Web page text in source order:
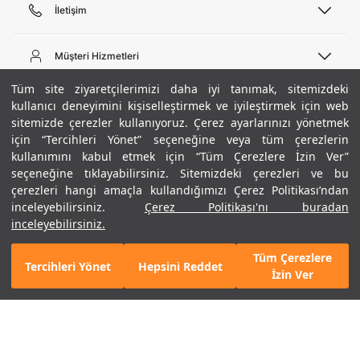
Tüm site ziyaretçilerimizi daha iyi tanımak, sitemizdeki
kullanıcı deneyimini kişiselleştirmek ve iyileştirmek için web
sitemizde çerezler kullanıyoruz. Çerez ayarlarınızı yönetmek
için “Tercihleri Yönet” seçeneğine veya tüm çerezlerin
kullanımını kabul etmek için “Tüm Çerezlere İzin Ver”
seçeneğine tıklayabilirsiniz. Sitemizdeki çerezleri ve bu
çerezleri hangi amaçla kullandığımızı Çerez Politikası’ndan
inceleyebilirsiniz.
Çerez Politikası'nı buradan
inceleyebilirsiniz.
Tercihleri Yönet Hepsini Reddet
Tüm Çerezlere
İzin Ver
+ 2 Renk
4.490 TL
%50
SEPETE EKLE
İletişim
444 02 00
Pazartesi - Cuma 09:00 - 18:00
E-posta
bilgi@underarmour.com
Müşteri Hizmetleri
Sipariş Sorgulama
Bize Ulaşın
Teslimat Bilgileri
İşlem Rehberi
İade ve Değişimler
Sıkça Sorulan Sorular
Beden Rehberi
Site Haritası
Hakkımızda
Ticari Bilgiler
Hükümler ve Koşullar
Gizlilik Politikası
Çerez Politikası
Kariyer
ETBİS
UA Sosyal Medya
Instagram
Facebook
Twitter
Popüler Kategoriler
Erkek Basketbol Ayakkabısı
Çocuk Basketbol Ayakkabısı
Erkek Eşofman
Kadın Tayt